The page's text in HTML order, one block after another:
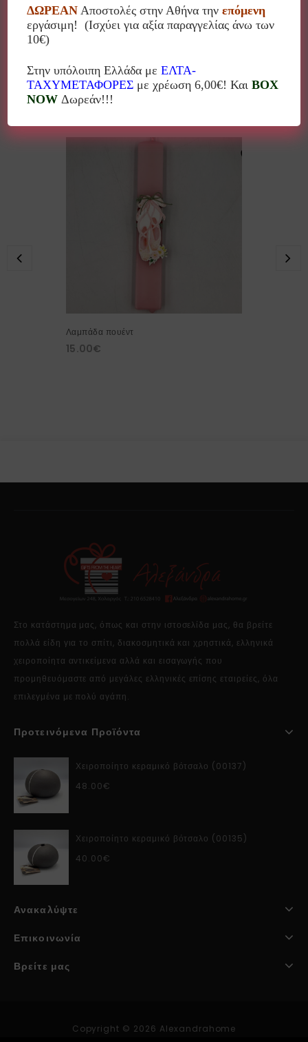
Το αποτέλεσμα είναι πραγματικά υπέροχο!
Σχετικά προϊόντα
Λαμπάδα πουέντ
15.00€
Στο κατάστημα μας, όπως και στην ιστοσελίδα μας, θα βρείτε
πολλά είδη για το σπίτι, διακοσμητικά και χρηστικά, ελληνικά
χειροποίητα αντικείμενα αλλά και εισαγωγής που
προμηθευόμαστε από μεγάλες ελληνικές επίσης εταιρείες, όλα
επιλεγμένα με πολύ αγάπη.
Προτεινόμενα Προϊόντα
Χειροποίητο κεραμικό βότσαλο (00137)
48.00€
Χειροποίητο κεραμικό βότσαλο (00135)
40.00€
Ανακαλύψτε
Επικοινωνία
Βρείτε μας
Copyright © 2026 Alexandrahome
ΔΩΡΕΑΝ Αποστολές στην Αθήνα τηνεπόμενη
εργάσιμη! (Ισχύει για αξία παραγγελίας άνω των
10€)
Στην υπόλοιπη Ελλάδα μεΕΛΤΑ-
ΤΑΧΥΜΕΤΑΦΟΡΕΣ με χρέωση 6,00€! ΚαιBOX
NOW Δωρεάν!!!